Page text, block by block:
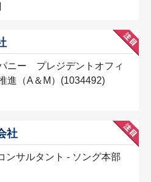
ニー プレジデントオフィ
進（A＆M）(1034492)
社
ンサルタント - ソング本部